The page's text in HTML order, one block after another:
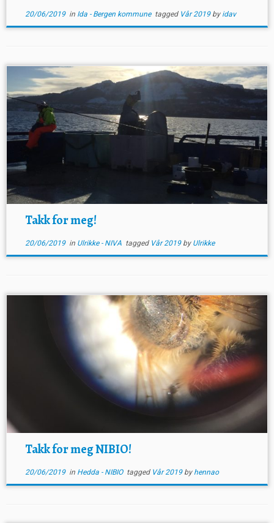
20/06/2019in Ida - Bergen kommune tagged Vår 2019 by idav
Takk for meg!
20/06/2019in Ulrikke - NIVA tagged Vår 2019 by Ulrikke
Takk for meg NIBIO!
20/06/2019in Hedda - NIBIO tagged Vår 2019 by hennao